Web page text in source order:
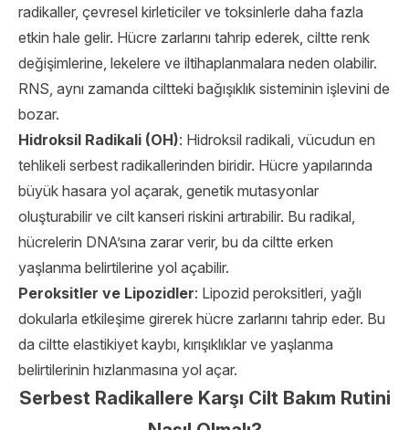
radikaller, çevresel kirleticiler ve toksinlerle daha fazla
etkin hale gelir. Hücre zarlarını tahrip ederek, ciltte renk
değişimlerine, lekelere ve iltihaplanmalara neden olabilir.
RNS, aynı zamanda ciltteki bağışıklık sisteminin işlevini de
bozar.
Hidroksil Radikali (OH): Hidroksil radikali, vücudun en
tehlikeli serbest radikallerinden biridir. Hücre yapılarında
büyük hasara yol açarak, genetik mutasyonlar
oluşturabilir ve cilt kanseri riskini artırabilir. Bu radikal,
hücrelerin DNA’sına zarar verir, bu da ciltte erken
yaşlanma belirtilerine yol açabilir.
Peroksitler ve Lipozidler: Lipozid peroksitleri, yağlı
dokularla etkileşime girerek hücre zarlarını tahrip eder. Bu
da ciltte elastikiyet kaybı, kırışıklıklar ve yaşlanma
belirtilerinin hızlanmasına yol açar.
Serbest Radikallere Karşı Cilt Bakım Rutini